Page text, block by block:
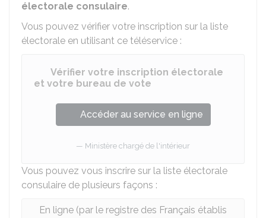
électorale consulaire.
Vous pouvez vérifier votre inscription sur la liste
électorale en utilisant ce téléservice :
Vérifier votre inscription électorale
et votre bureau de vote
Accéder au service en ligne
Ministère chargé de l'intérieur
Vous pouvez vous inscrire sur la liste électorale
consulaire de plusieurs façons :
En ligne (par le registre des Français établis